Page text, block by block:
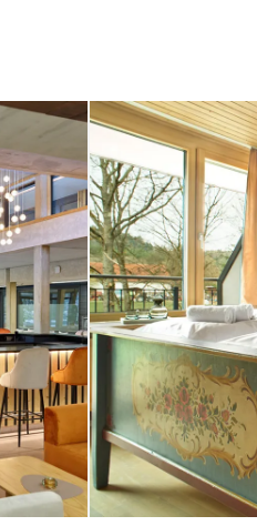
region Lage& Anfahrt